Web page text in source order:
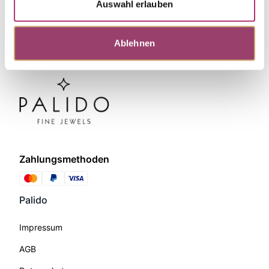
Auswahl erlauben
Ablehnen
Zahlungsmethoden
Palido
Impressum
AGB